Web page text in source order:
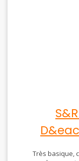
Très basique,